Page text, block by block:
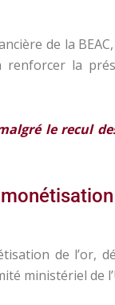
de la
renforcer la
le recul
de l’or,
ministériel de